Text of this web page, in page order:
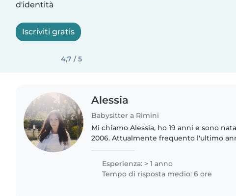
d'identità
Iscriviti gratis
4,7 / 5
Alessia
Babysitter a Rimini
Mi chiamo Alessia, ho 19 anni e sono
2006. Attualmente frequento l'ultimo
laurea in Design..
Esperienza: > 1 anno
Tempo di risposta medio: 6 ore